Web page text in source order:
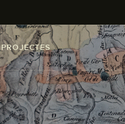
PROJECTES